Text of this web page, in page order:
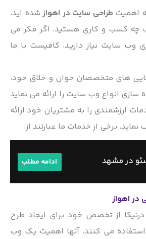
اهمیتطراحی سایت در اهوازشده اید.
چه کسب و کاری هستید، اگر فکر می
وب سایت نیاز دارید، کافیست با ما
های متخصصان جوان و خلاق خود،
انواع وب سایت را ارائه می نماید
ارزشمندی را به مشتریان خود ارائه
برخی از خدمات ما عبارتند از:
در مشهد ادامه مطلب
اهواز
از تخصص خود برای ایجاد طرح
می کنند. آنها اهمیت یک وب